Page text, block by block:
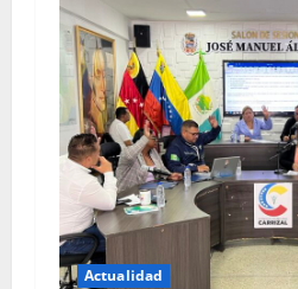
Actualidad